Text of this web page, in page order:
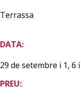
Terrassa
DATA:
29 de setembre i 1, 6
PREU: